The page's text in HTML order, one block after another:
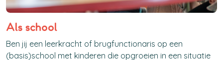
Als school
Ben jij een leerkracht of brugfunctionaris op een
(basis)school met kinderen die opgroeien in een situatie